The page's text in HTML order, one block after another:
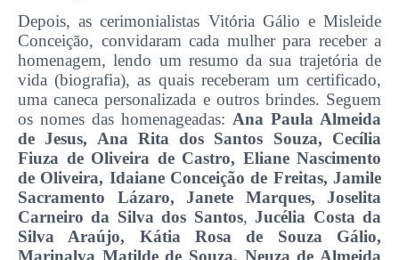
Depois, as cerimonialistas Vitória Gálio e Misleide
Conceição, convidaram cada mulher para receber a
homenagem, lendo um resumo da sua trajetória de
vida (biografia), as quais receberam um certificado,
uma caneca personalizada e outros brindes. Seguem
os nomes das homenageadas: Ana Paula Almeida
de Jesus, Ana Rita dos Santos Souza, Cecília
Fiuza de Oliveira de Castro, Eliane Nascimento
de Oliveira, Idaiane Conceição de Freitas, Jamile
Sacramento Lázaro, Janete Marques, Joselita
Carneiro da Silva dos Santos,Jucélia Costa da
Silva Araújo, Kátia Rosa de Souza Gálio,
Marinalva Matilde de Souza, Neuza de Almeida